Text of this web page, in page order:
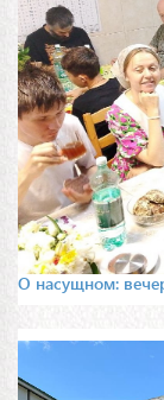
О насущном: